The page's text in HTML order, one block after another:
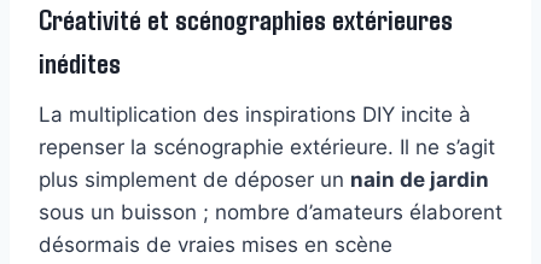
Créativité et scénographies extérieures
inédites
La multiplication des inspirations DIY incite à
repenser la scénographie extérieure. Il ne s’agit
plus simplement de déposer un nain de jardin
sous un buisson ; nombre d’amateurs élaborent
désormais de vraies mises en scène